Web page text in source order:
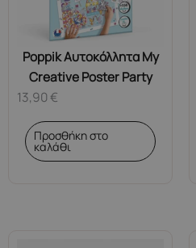
Poppik Αυτοκόλλητα My
Creative Poster Party
13,90€
Προσθήκη στο
καλάθι